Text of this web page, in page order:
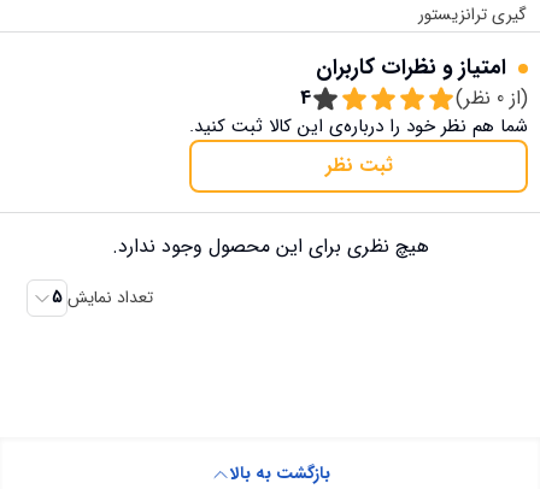
گیری ترانزیستور
امتیاز و نظرات کاربران
(از 0 نظر) 4
شما هم نظر خود را درباره‌ی این کالا ثبت کنید.
ثبت نظر
هیچ نظری برای این محصول وجود ندارد.
تعداد نمایش 5
بازگشت به بالا